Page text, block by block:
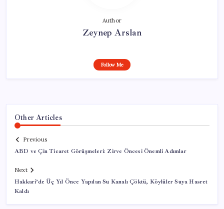
Author
Zeynep Arslan
Follow Me
Other Articles
Previous
ABD ve Çin Ticaret Görüşmeleri: Zirve Öncesi Önemli Adımlar
Next
Hakkari’de Üç Yıl Önce Yapılan Su Kanalı Çöktü, Köylüler Suya Hasret
Kaldı